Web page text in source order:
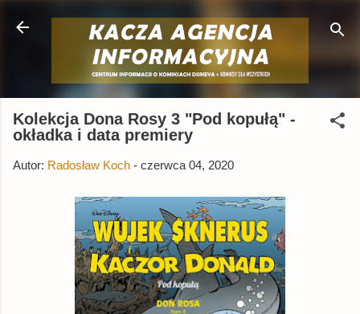
Przejdź do głównej zawartości
Kolekcja Dona Rosy 3 "Pod kopułą" -
okładka i data premiery
Autor: Radosław Koch - czerwca 04, 2020